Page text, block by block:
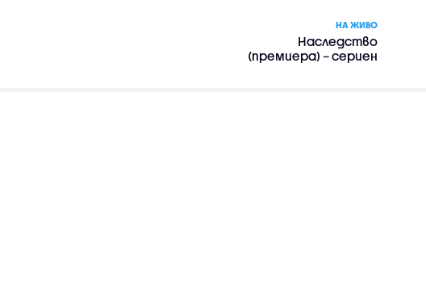
НА ЖИВО
Наследство
(премиера) – сериен